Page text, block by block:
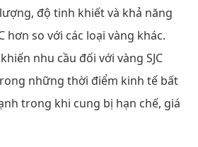
độ tinh khiết và khả năng
hơn so với các loại vàng khác.
nhu cầu đối với vàng SJC
những thời điểm kinh tế bất
trong khi cung bị hạn chế, giá